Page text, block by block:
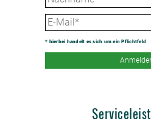
* hierbei handelt es sich um ein Pflichtfeld